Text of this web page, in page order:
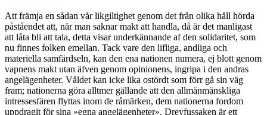
Att främja en sådan vår likgiltighet genom det från olika håll hörda
påståendet att, när man saknar makt att handla, då är det manligast
att låta bli att tala, detta visar underkännande af den solidaritet, som
nu finnes folken emellan. Tack vare den lifliga, andliga och
materiella samfärdseln, kan den ena nationen numera, ej blott genom
vapnens makt utan äfven genom opinionens, ingripa i den andras
angelägenheter. Våldet kan icke lika ostördt som förr gå sin väg
fram; nationerna göra alltmer gällande att den allmänmänskliga
intressesfären flyttas inom de råmärken, dem nationerna fordom
uppdragit för sina »egna angelägenheter». Dreyfussaken är ett